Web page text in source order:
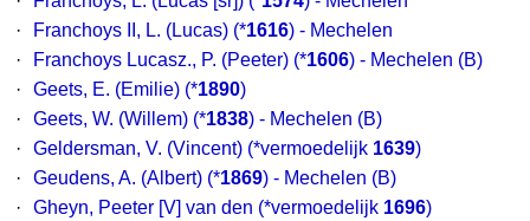
·
Franchoys II, L. (Lucas) (*1616) - Mechelen
·
Franchoys Lucasz., P. (Peeter) (*1606) - Mechelen (B)
·
Geets, E. (Emilie) (*1890)
·
Geets, W. (Willem) (*1838) - Mechelen (B)
·
Geldersman, V. (Vincent) (*vermoedelijk 1639)
·
Geudens, A. (Albert) (*1869) - Mechelen (B)
·
Gheyn, Peeter [V] van den (*vermoedelijk 1696)